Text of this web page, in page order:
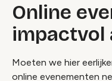
Online
impactvol
Moeten we hier
online evenementen